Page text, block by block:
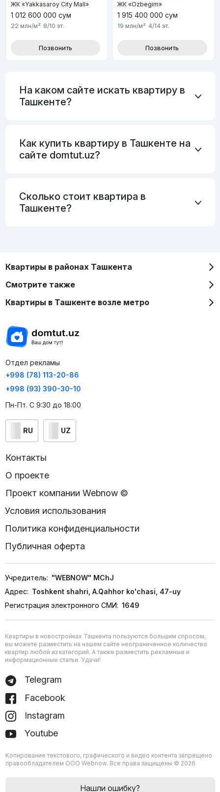
ЖК «Yakkasaroy City Mall»
1 012 600 000 сум
22 млн/м² 8/10 эт.
Позвонить
ЖК «Ozbegim»
1 915 400 000 сум
19 млн/м² 4/14 эт.
Позвонить
На каком сайте искать квартиру в
Ташкенте?
Как купить квартиру в Ташкенте на
сайте domtut.uz?
Сколько стоит квартира в
Ташкенте?
Квартиры в районах Ташкента
Смотрите также
Квартиры в Ташкенте возле метро
Отдел рекламы
+998 (78) 113-20-86
+998 (93) 390-30-10
Пн-Пт. С 9:30 до 18:00
RU UZ
Контакты
О проекте
Проект компании Webnow ©
Условия использования
Политика конфиденциальности
Публичная оферта
Учредитель: "WEBNOW" MChJ
Адрес: Toshkent shahri, A.Qahhor ko'chasi, 47-uy
Регистрация электронного СМИ: 1649
Квартиры в новостройках Ташкента пользуются большим спросом,
вы можете разместить на нашем сайте неограниченное количество
квартир любой из категорий. А также разместить рекламные и
информационные статьи. Удачи!
Telegram
Facebook
Instagram
Youtube
Копирование текстового, графического и видео контента запрещено
правообладателем ООО Webnow. Все права защищены © 2026
Нашли ошибку?